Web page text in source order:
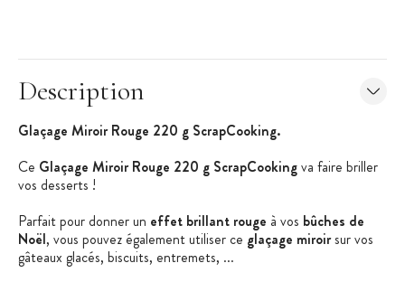
Description
Glaçage Miroir Rouge 220 g ScrapCooking.
Ce Glaçage Miroir Rouge 220 g ScrapCookingva faire briller
vos desserts !
Parfait pour donner un effet brillant rouge à vos bûches de
Noël, vous pouvez également utiliser ce glaçage miroirsur vos
gâteaux glacés, biscuits, entremets, ...